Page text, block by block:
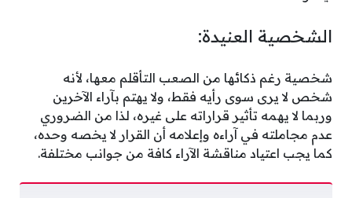
الشخصية العنيدة:
شخصية رغم ذكائها من الصعب التأقلم معها، لأنه
شخص لا يرى سوى رأيه فقط، ولا يهتم بآراء الآخرين
وربما لا يهمه تأثير قراراته على غيره، لذا من الضروري
عدم مجاملته في آراءه وإعلامه أن القرار لا يخصه وحده،
كما يجب اعتياد مناقشة الآراء كافة من جوانب مختلفة.